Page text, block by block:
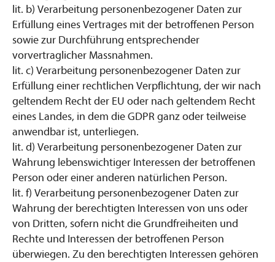
lit. b) Verarbeitung personenbezogener Daten zur
Erfüllung eines Vertrages mit der betroffenen Person
sowie zur Durchführung entsprechender
vorvertraglicher Massnahmen.
lit. c) Verarbeitung personenbezogener Daten zur
Erfüllung einer rechtlichen Verpflichtung, der wir nach
geltendem Recht der EU oder nach geltendem Recht
eines Landes, in dem die GDPR ganz oder teilweise
anwendbar ist, unterliegen.
lit. d) Verarbeitung personenbezogener Daten zur
Wahrung lebenswichtiger Interessen der betroffenen
Person oder einer anderen natürlichen Person.
lit. f) Verarbeitung personenbezogener Daten zur
Wahrung der berechtigten Interessen von uns oder
von Dritten, sofern nicht die Grundfreiheiten und
Rechte und Interessen der betroffenen Person
überwiegen. Zu den berechtigten Interessen gehören